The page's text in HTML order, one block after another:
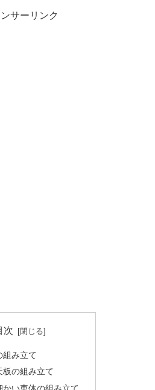
サーリンク
次
組み立て
板の組み立て